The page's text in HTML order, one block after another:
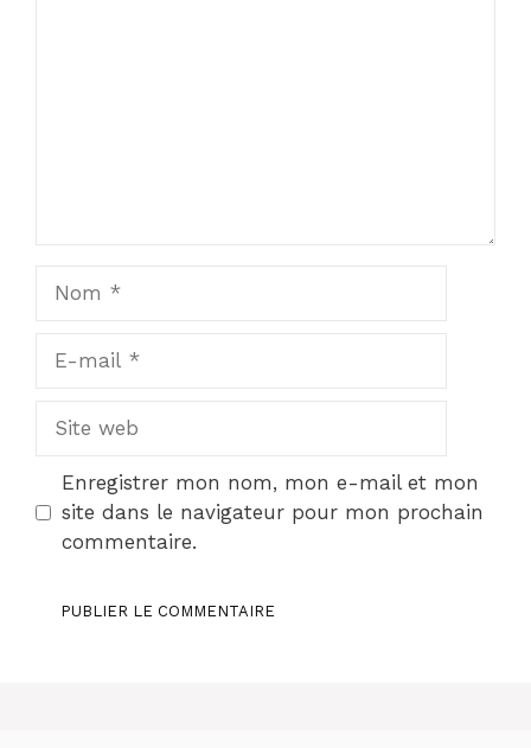
mail
web
Enregistrer mon nom, mon e-mail et mon
site dans le navigateur pour mon prochain
commentaire.